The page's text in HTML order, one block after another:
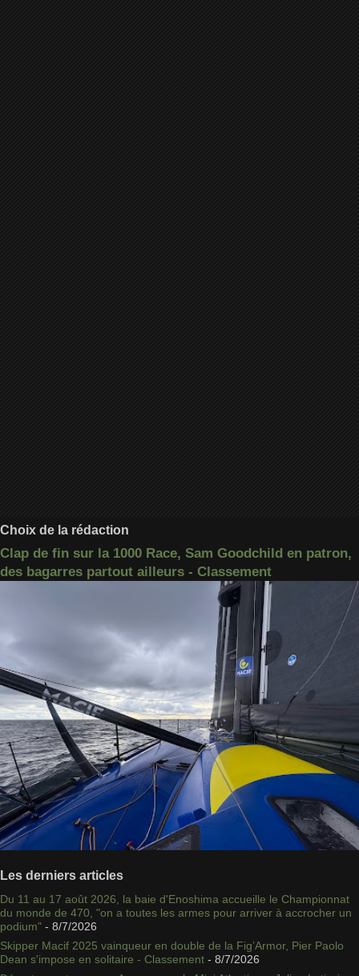
Choix de la rédaction
Clap de fin sur la 1000 Race, Sam Goodchild en patron,
des bagarres partout ailleurs - Classement
Les derniers articles
Du 11 au 17 août 2026, la baie d'Enoshima accueille le Championnat
du monde de 470, "on a toutes les armes pour arriver à accrocher un
podium" - 8/7/2026
Skipper Macif 2025 vainqueur en double de la Fig’Armor, Pier Paolo
Dean s'impose en solitaire - Classement - 8/7/2026